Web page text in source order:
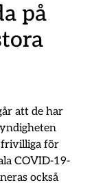
på
att de har
frivilliga för
COVID-19-
också